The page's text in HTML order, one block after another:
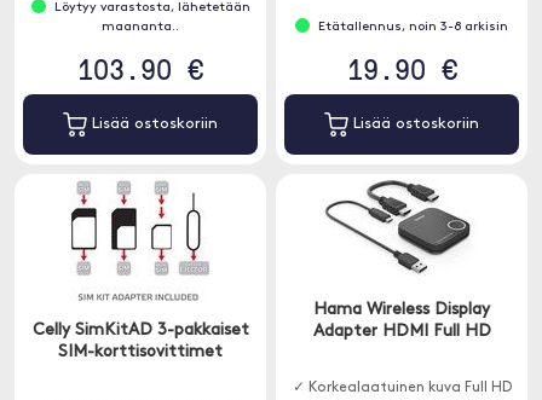
Löytyy varastosta, lähetetään
maananta..
103.90 €
Lisää ostoskoriin
Etätallennus, noin 3-8 arkisin
19.90 €
Lisää ostoskoriin
Celly SimKitAD 3-pakkaiset
SIM-korttisovittimet
Hama Wireless Display
Adapter HDMI Full HD
✓ Korkealaatuinen kuva Full HD